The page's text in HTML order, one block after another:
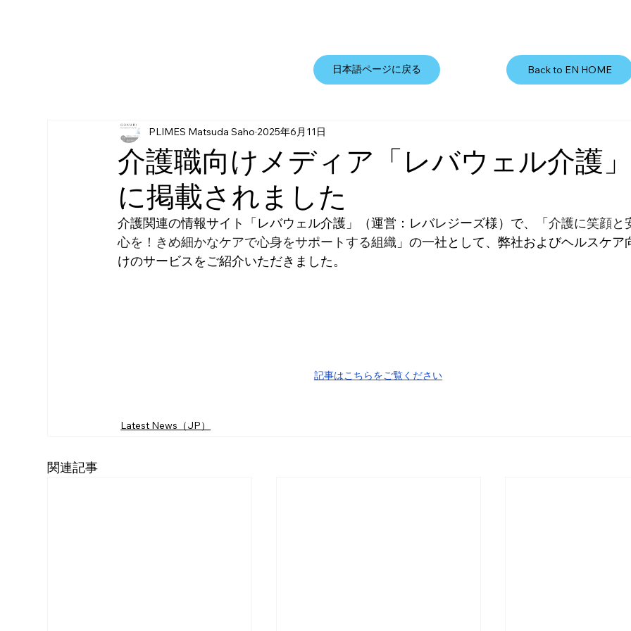
日本語ページに戻る Back to EN HOME
介護職向けメディア「レバウェル介護」
に掲載されました
PLIMES Matsuda Saho 2025年6月11日
介護関連の情報サイト「レバウェル介護」（運営：レバレジーズ様）で、「介護に笑顔と
心を！きめ細かなケアで心身をサポートする組織 」の一社として、弊社およびヘルスケア
けのサービスをご紹介いただきました。
記事はこちらをご覧ください
Latest News（JP）
関連記事